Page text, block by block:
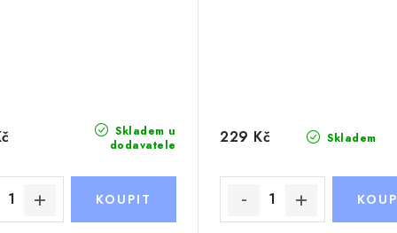
Skladem u
dodavatele
Skladem
229 Kč